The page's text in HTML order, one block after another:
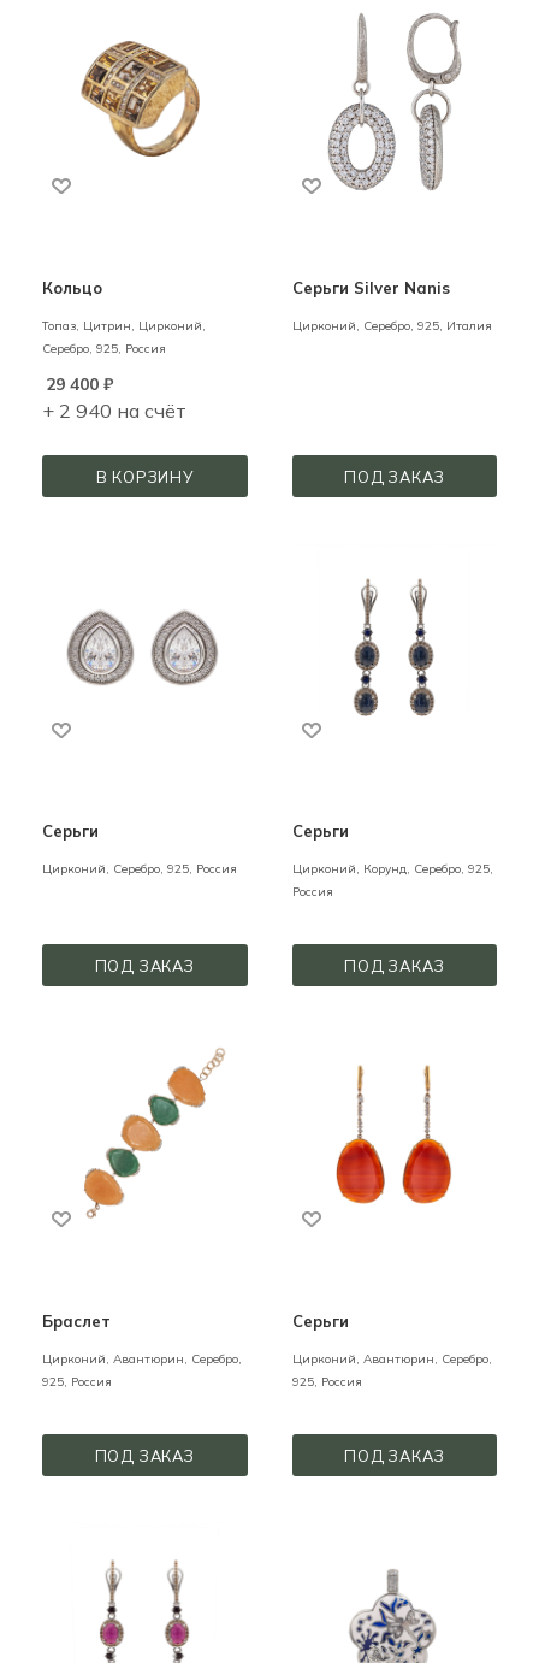
Кольцо
Топаз, Цитрин, Цирконий,
Серебро, 925, Россия
29 400 ₽
+ 2 940 на счёт
В КОРЗИНУ
Серьги Silver Nanis
Цирконий, Серебро, 925, Италия
ПОД ЗАКАЗ
Серьги
Цирконий, Серебро, 925, Россия
ПОД ЗАКАЗ
Серьги
Цирконий, Корунд, Серебро, 925,
Россия
ПОД ЗАКАЗ
Браслет
Цирконий, Авантюрин, Серебро,
925, Россия
ПОД ЗАКАЗ
Серьги
Цирконий, Авантюрин,
Серебро,
925, Россия
ПОД ЗАКАЗ